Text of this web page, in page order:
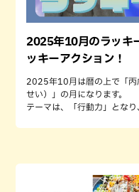
2025年10月のラッキ
ッキーアクション！
2025年10月は暦の上で「丙
せい）」の月になります。
テーマは、「行動力」とな